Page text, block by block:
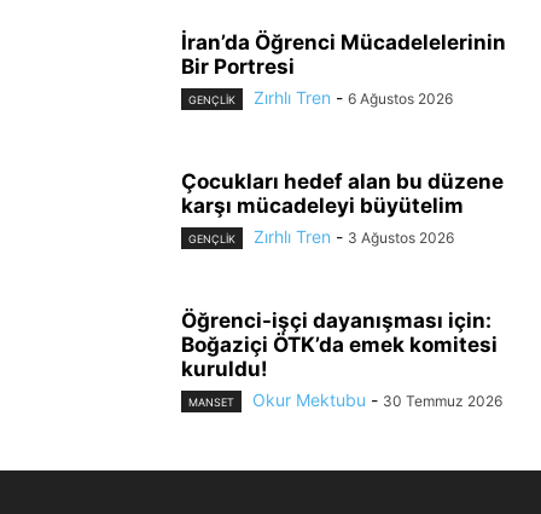
İran’da Öğrenci Mücadelelerinin
Bir Portresi
GENÇLİK Zırhlı Tren - 6 Ağustos 2026
Çocukları hedef alan bu düzene
karşı mücadeleyi büyütelim
GENÇLİK Zırhlı Tren - 3 Ağustos 2026
Öğrenci-işçi dayanışması için:
Boğaziçi ÖTK’da emek komitesi
kuruldu!
MANSET Okur Mektubu - 30 Temmuz 2026